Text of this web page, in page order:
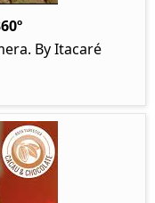
By Itacaré